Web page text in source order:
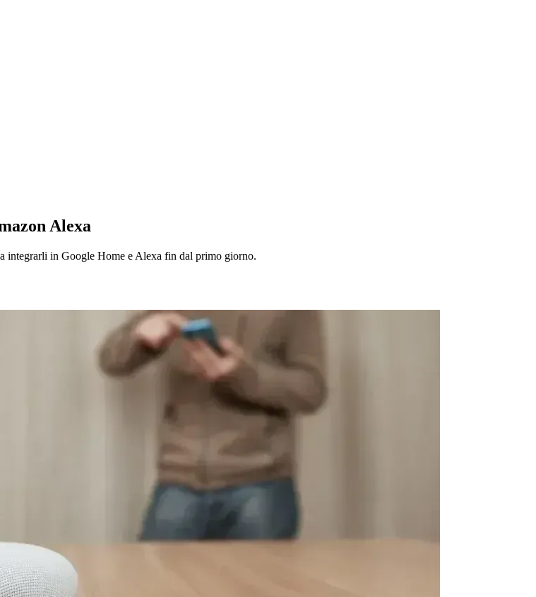
Alexa
integrarli in Google Home e Alexa fin dal primo giorno.